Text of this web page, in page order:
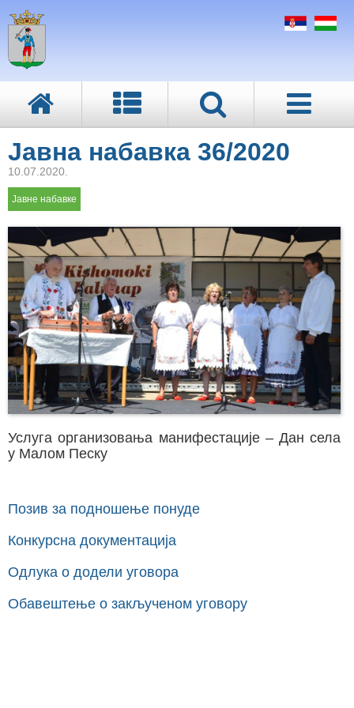
Јавна набавка 36/2020
10.07.2020.
Јавне набавке
Услуга организовања манифестације – Дан села
у Малом Песку
Позив за подношење понуде
Конкурсна документација
Одлука о додели уговора
Обавештење о закљученом уговору